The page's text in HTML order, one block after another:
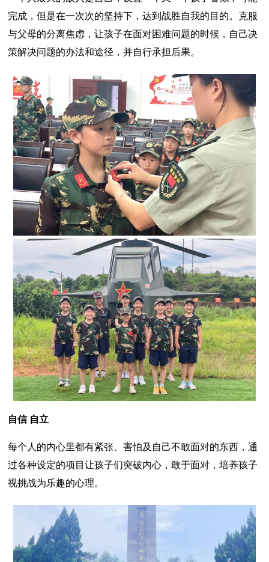
完成，但是在一次次的坚持下，达到战胜自我的目的。克服
与父母的分离焦虑，让孩子在面对困难问题的时候，自己决
策解决问题的办法和途径，并自行承担后果。
自信 自立
每个人的内心里都有紧张、害怕及自己不敢面对的东西，通
过各种设定的项目让孩子们突破内心，敢于面对，培养孩子
视挑战为乐趣的心理。